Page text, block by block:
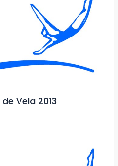
Vela 2013